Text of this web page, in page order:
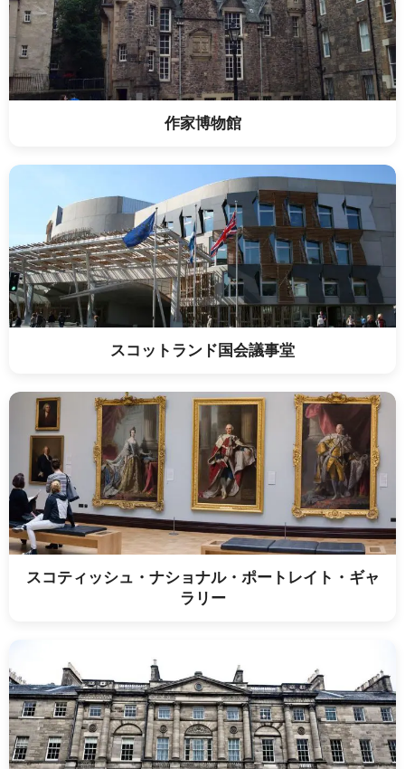
作家博物館
スコットランド国会議事堂
スコティッシュ・ナショナル・ポートレイト・ギャ
ラリー